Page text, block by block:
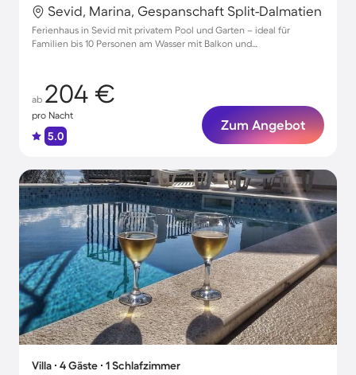
Sevid, Marina, Gespanschaft Split-Dalmatien
Ferienhaus in Sevid mit privatem Pool und Garten – ideal für
Familien bis 10 Personen am Wasser mit Balkon und
ab 204 €
pro Nacht
5.0
Zum Angebot
Villa ∙ 4 Gäste ∙ 1 Schlafzimmer